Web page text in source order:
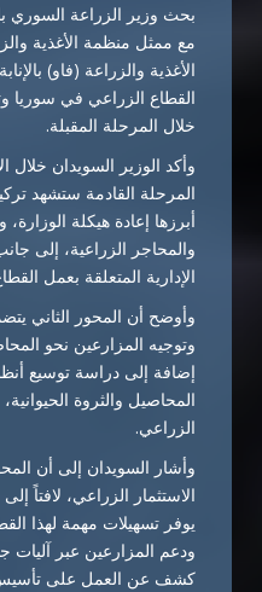
بحث وزير الزراعة السوري
مع ممثل منظمة الأغذية
الأغذية والزراعة (فاو)
القطاع الزراعي في سوريا
خلال المرحلة المقبلة.
وأكد الوزير السويدان خلال
المرحلة القادمة ستشهد
أبرزها إعادة هيكلة الوزارة،
والمحاجر الزراعية، إلى
الإدارية المتعلقة بعمل
وأوضح أن المحور الثاني
وتوجيه المزارعين نحو
إضافة إلى دراسة توسيع
المحاصيل والثروة
الزراعي.
وأشار السويدان إلى أن
الاستثمار الزراعي، لافتاً
يوفر تسهيلات مهمة لهذا
ودعم المزارعين عبر آليات
كشف عن العمل على